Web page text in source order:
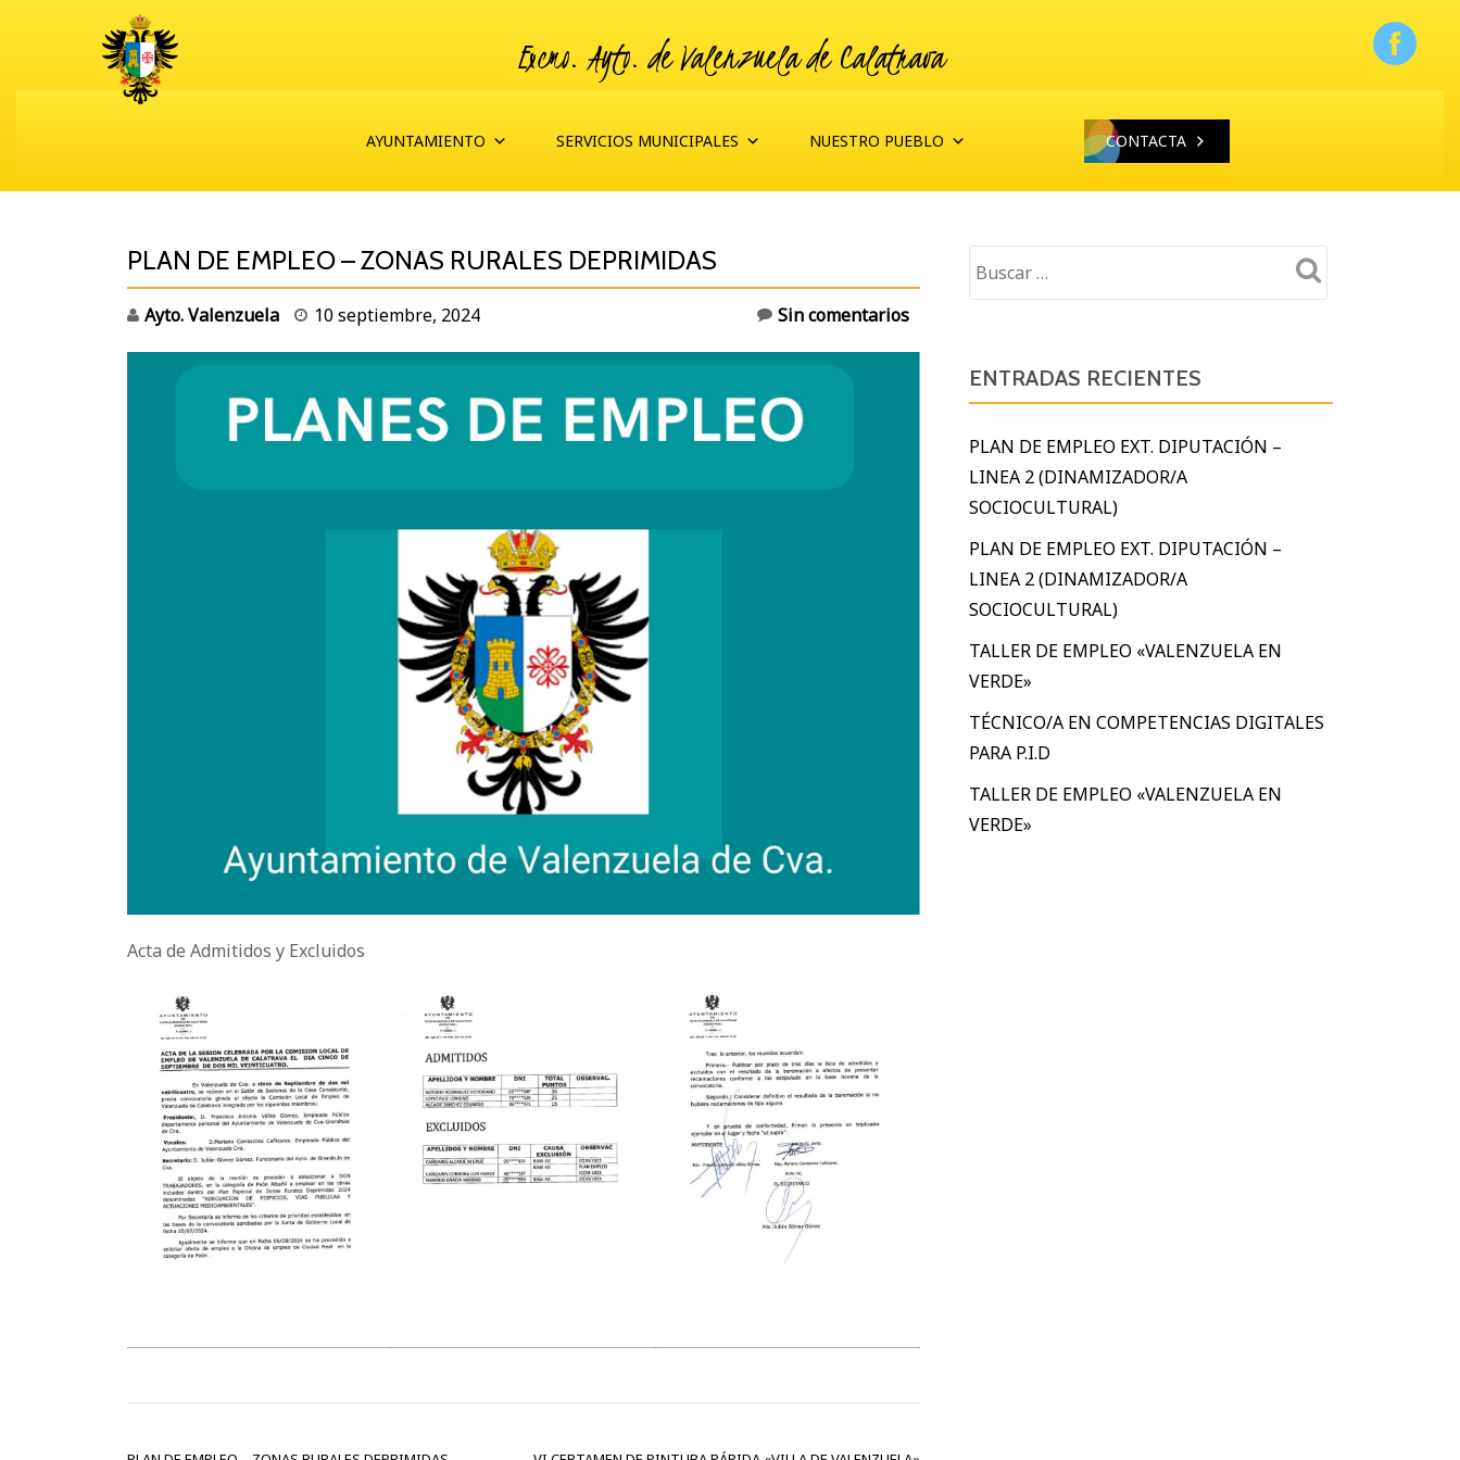
Excmo. Ayto. de Valenzuela de Calatrava
AYUNTAMIENTO SERVICIOS MUNICIPALES NUESTRO PUEBLO CONTACTA
PLAN DE EMPLEO – ZONAS RURALES DEPRIMIDAS
Ayto. Valenzuela 10 septiembre, 2024 Sin comentarios
Acta de Admitidos y Excluidos
ENTRADAS RECIENTES
PLAN DE EMPLEO EXT. DIPUTACIÓN –
LINEA 2 (DINAMIZADOR/A
SOCIOCULTURAL)
PLAN DE EMPLEO EXT. DIPUTACIÓN –
LINEA 2 (DINAMIZADOR/A
SOCIOCULTURAL)
TALLER DE EMPLEO «VALENZUELA EN
VERDE»
TÉCNICO/A EN COMPETENCIAS DIGITALES
PARA P.I.D
TALLER DE EMPLEO «VALENZUELA EN
VERDE»